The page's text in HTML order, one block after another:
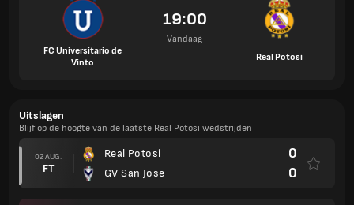
FC Universitario de
Vinto
19:00
Vandaag
Real Potosi
Uitslagen
Blijf op de hoogte van de laatste Real Potosi wedstrijden
02 AUG.
FT
Real Potosi
GV San Jose
0
0